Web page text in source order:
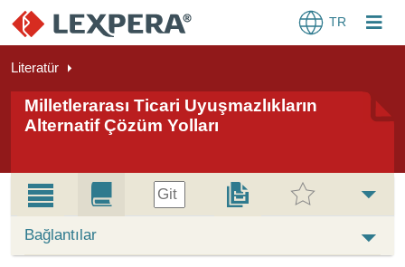
TR
Literatür
Milletlerarası Ticari Uyuşmazlıkların
Alternatif Çözüm Yolları
Git
Bağlantılar